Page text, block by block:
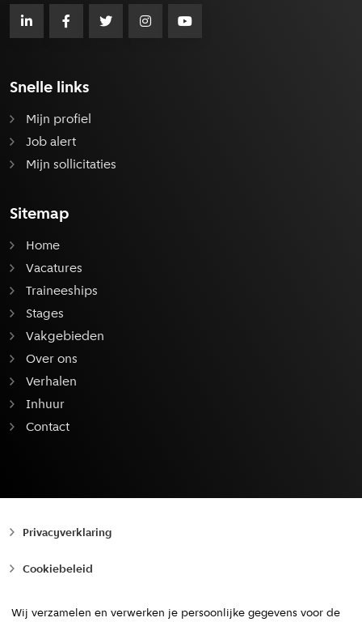
Snelle links
Mijn profiel
Job alert
Mijn sollicitaties
Sitemap
Home
Vacatures
Traineeships
Stages
Vakgebieden
Over ons
Verhalen
Inhuur
Contact
Privacyverklaring
Cookiebeleid
Wij verzamelen en verwerken je persoonlijke gegevens voor de